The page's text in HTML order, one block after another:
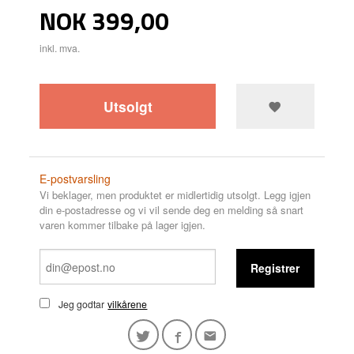
Pris
NOK399,00
inkl. mva.
Utsolgt
E-postvarsling
Vi beklager, men produktet er midlertidig utsolgt. Legg igjen
din e-postadresse og vi vil sende deg en melding så snart
varen kommer tilbake på lager igjen.
Jeg godtar vilkårene
Registrer